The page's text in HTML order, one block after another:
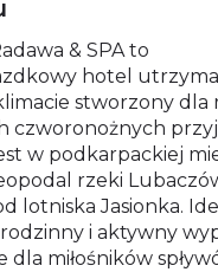
& SPA to
hotel
stworzony dla
czworonożnych
w podkarpackiej
rzeki
lotniska Jasionka.
i aktywny
dla miłośników